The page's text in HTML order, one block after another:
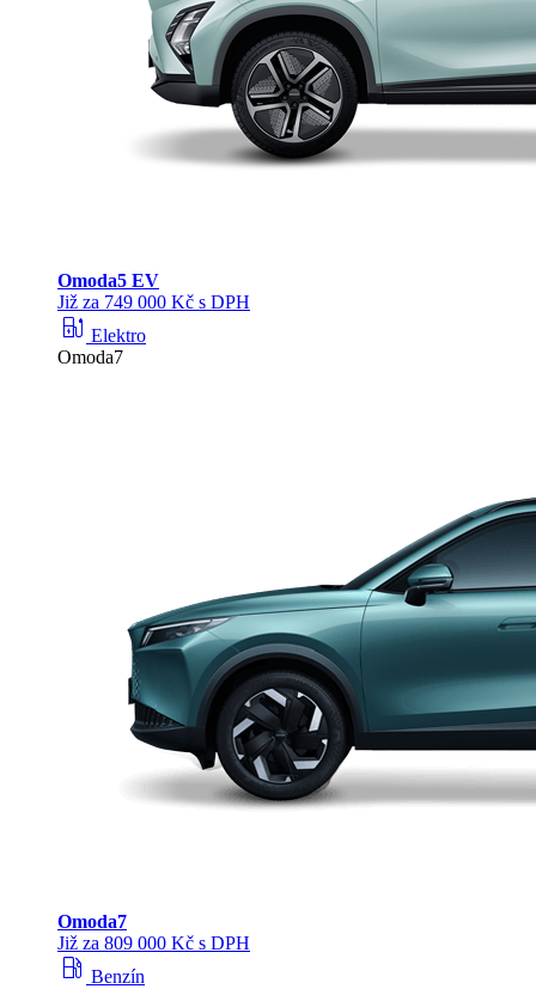
Omoda5 EV
Již za 749 000 Kč s DPH
ev_station Elektro
Omoda7
Omoda7
Již za 809 000 Kč s DPH
local_gas_station Benzín